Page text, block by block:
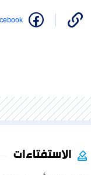
الاستفتاءات